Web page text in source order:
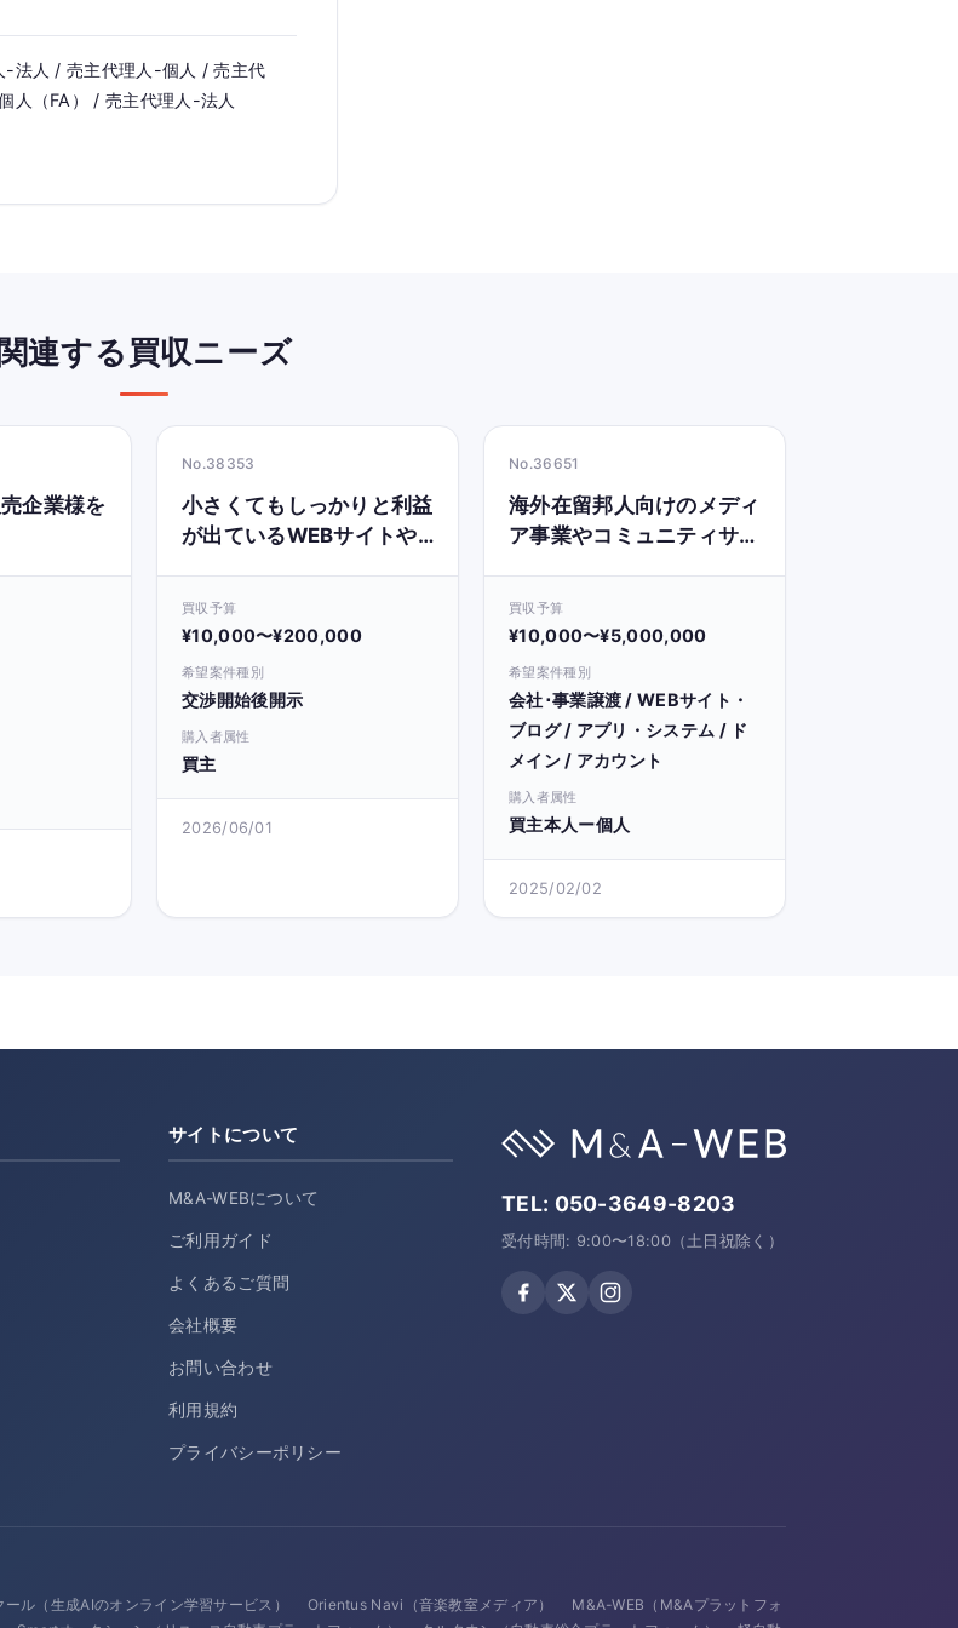
法人 / 売主代理人-個人 / 売主代
人（FA） / 売主代理人-法人
関連する買収ニーズ
企業様を
No.38353
小さくてもしっかりと利益
が出ているWEBサイトや
買収予算
¥10,000〜¥200,000
希望案件種別
交渉開始後開示
購入者属性
買主
2026/06/01
No.36651
海外在留邦人向けのメディ
ア事業やコミュニティサイ
買収予算
¥10,000〜¥5,000,000
希望案件種別
会社･事業譲渡 / WEBサイト・
ブログ / アプリ・システム / ド
メイン / アカウント
購入者属性
買主本人ー個人
2025/02/02
サイトについて
M&A-WEBについて
ご利用ガイド
よくあるご質問
会社概要
お問い合わせ
利用規約
プライバシーポリシー
TEL: 050-3649-8203
受付時間: 9:00〜18:00（土日祝除く）
ル（生成AIのオンライン学習サービス） Orientus Navi（音楽教室メディア）
M&A-WEB（M&Aプラットフォ